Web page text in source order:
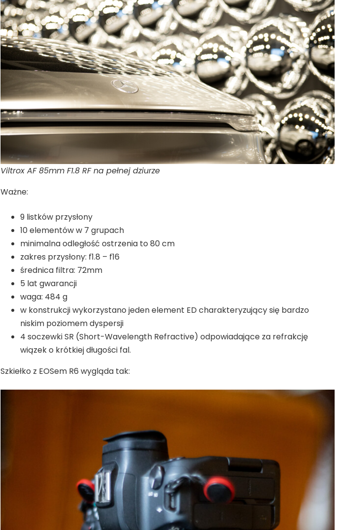
Viltrox AF 85mm F1.8 RF na pełnej dziurze
Ważne:
9 listków przysłony
10 elementów w 7 grupach
minimalna odległość ostrzenia to 80 cm
zakres przysłony: f1.8 – f16
średnica filtra: 72mm
5 lat gwarancji
waga: 484 g
w konstrukcji wykorzystano jeden element ED charakteryzujący się bardzo
niskim poziomem dyspersji
4 soczewki SR (Short-Wavelength Refractive) odpowiadające za refrakcję
wiązek o krótkiej długości fal.
Szkiełko z EOSem R6 wygląda tak: